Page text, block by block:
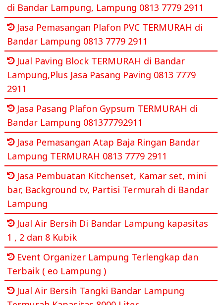
di Bandar Lampung, Lampung 0813 7779 2911
Jasa Pemasangan Plafon PVC TERMURAH di
Bandar Lampung 0813 7779 2911
Jual Paving Block TERMURAH di Bandar
Lampung,Plus Jasa Pasang Paving 0813 7779
2911
Jasa Pasang Plafon Gypsum TERMURAH di
Bandar Lampung 081377792911
Jasa Pemasangan Atap Baja Ringan Bandar
Lampung TERMURAH 0813 7779 2911
Jasa Pembuatan Kitchenset, Kamar set, mini
bar, Background tv, Partisi Termurah di Bandar
Lampung
Jual Air Bersih Di Bandar Lampung kapasitas
1 , 2 dan 8 Kubik
Event Organizer Lampung Terlengkap dan
Terbaik ( eo Lampung )
Jual Air Bersih Tangki Bandar Lampung